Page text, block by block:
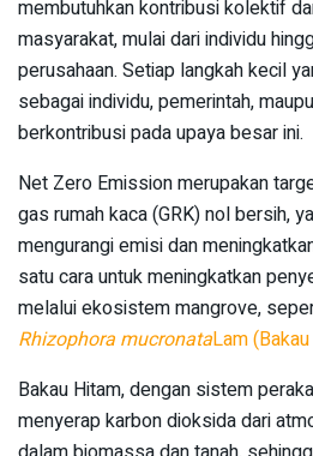
membutuhkan kontribusi kolektif
masyarakat, mulai dari individu
perusahaan. Setiap langkah kecil
sebagai individu, pemerintah,
berkontribusi pada upaya besar ini.
Net Zero Emission merupakan
gas rumah kaca (GRK) nol bersih,
mengurangi emisi dan
satu cara untuk meningkatkan
melalui ekosistem mangrove,
Rhizophora mucronataLam
Bakau Hitam, dengan sistem
menyerap karbon dioksida dari